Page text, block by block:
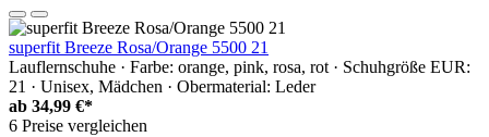
superfit Breeze Rosa/Orange 5500 21
Lauflernschuhe · Farbe: orange, pink, rosa, rot · Schuhgröße EUR:
21 · Unisex, Mädchen · Obermaterial: Leder
ab 34,99 €*
6 Preise vergleichen